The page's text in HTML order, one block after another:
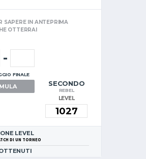
SAPERE IN ANTEPRIMA
OTTERRAI
-
FINALE
SECONDO
REBEL
LEVEL
LEVEL
DI UN TORNEO